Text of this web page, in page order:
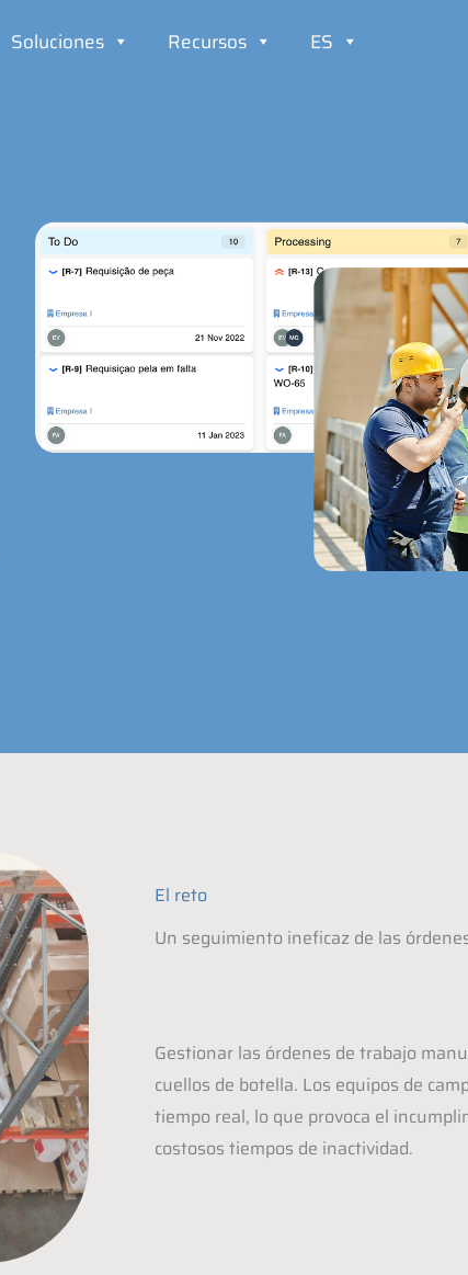
Soluciones Recursos ES
El reto
Un seguimiento ineficaz de las
Gestionar las órdenes de trabajo
cuellos de botella. Los equipos de
tiempo real, lo que provoca el
costosos tiempos de inactividad.